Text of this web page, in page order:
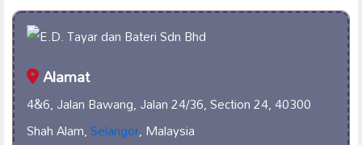
Alamat
4&6, Jalan Bawang, Jalan 24/36, Section 24, 40300
Shah Alam,Selangor, Malaysia